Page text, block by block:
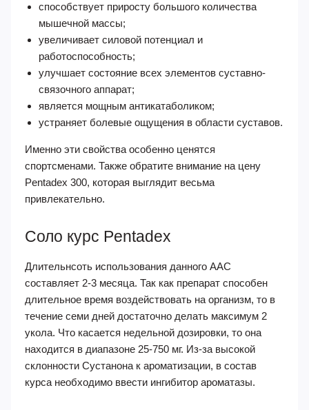
способствует приросту большого количества
мышечной массы;
увеличивает силовой потенциал и
работоспособность;
улучшает состояние всех элементов суставно-
связочного аппарат;
является мощным антикатаболиком;
устраняет болевые ощущения в области суставов.
Именно эти свойства особенно ценятся
спортсменами. Также обратите внимание на цену
Pentadex 300, которая выглядит весьма
привлекательно.
Соло курс Pentadex
Длительнсоть использования данного ААС
составляет 2-3 месяца. Так как препарат способен
длительное время воздействовать на организм, то в
течение семи дней достаточно делать максимум 2
укола. Что касается недельной дозировки, то она
находится в диапазоне 25-750 мг. Из-за высокой
склонности Сустанона к ароматизации, в состав
курса необходимо ввести ингибитор ароматазы.